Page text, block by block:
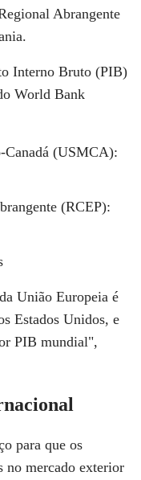
Abrangente
Interno Bruto (PIB)
World Bank
Canadá (USMCA):
(RCEP):
União Europeia é
Estados Unidos, e
PIB mundial",
para que os
no mercado exterior